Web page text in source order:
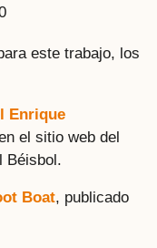
este trabajo, los
Enrique
el sitio web del
Béisbol.
Boat, publicado